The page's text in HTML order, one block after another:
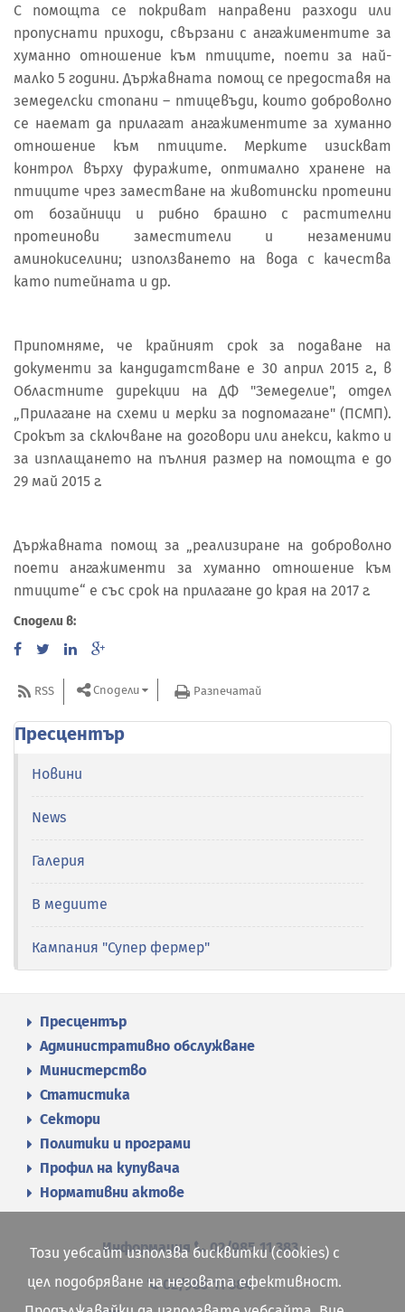
С помощта се покриват направени разходи или
пропуснати приходи, свързани с ангажиментите за
хуманно отношение към птиците, поети за най-
малко 5 години. Държавната помощ се предоставя на
земеделски стопани – птицевъди, които доброволно
се наемат да прилагат ангажиментите за хуманно
отношение към птиците. Мерките изискват
контрол върху фуражите, оптимално хранене на
птиците чрез заместване на животински протеини
от бозайници и рибно брашно с растителни
протеинови заместители и незаменими
аминокиселини; използването на вода с качества
като питейната и др.
Припомняме, че крайният срок за подаване на
документи за кандидатстване е 30 април 2015 г., в
Областните дирекции на ДФ "Земеделие", отдел
„Прилагане на схеми и мерки за подпомагане" (ПСМП).
Срокът за сключване на договори или анекси, както и
за изплащането на пълния размер на помощта е до
29 май 2015 г.
Държавната помощ за „реализиране на доброволно
поети ангажименти за хуманно отношение към
птиците“ е със срок на прилагане до края на 2017 г.
Сподели в:
RSS Сподели Разпечатай
Пресцентър
Новини
News
Галерия
В медиите
Кампания "Супер фермер"
Пресцентър
Административно обслужване
Министерство
Статистика
Сектори
Политики и програми
Профил на купувача
Нормативни актове
Информация 02/985 11 383
02/985 11 384
Този уебсайт използва бисквитки (cookies) с
цел подобряване на неговата ефективност.